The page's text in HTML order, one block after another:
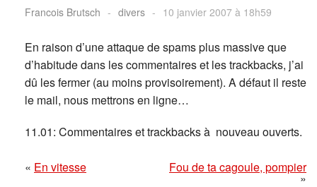
Francois Brutsch - divers - 10 janvier 2007 à 18h59
En raison d’une attaque de spams plus massive que
d’habitude dans les commentaires et les trackbacks, j’ai
dû les fermer (au moins provisoirement). A défaut il reste
le mail, nous mettrons en ligne…
11.01: Commentaires et trackbacks à nouveau ouverts.
« En vitesse Fou de ta cagoule, pompier
»